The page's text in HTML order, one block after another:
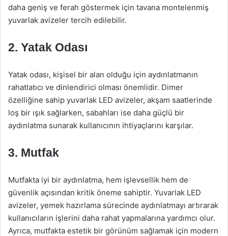
daha geniş ve ferah göstermek için tavana montelenmiş
yuvarlak avizeler tercih edilebilir.
2. Yatak Odası
Yatak odası, kişisel bir alan olduğu için aydınlatmanın
rahatlatıcı ve dinlendirici olması önemlidir. Dimer
özelliğine sahip yuvarlak LED avizeler, akşam saatlerinde
loş bir ışık sağlarken, sabahları ise daha güçlü bir
aydınlatma sunarak kullanıcının ihtiyaçlarını karşılar.
3. Mutfak
Mutfakta iyi bir aydınlatma, hem işlevsellik hem de
güvenlik açısından kritik öneme sahiptir. Yuvarlak LED
avizeler, yemek hazırlama sürecinde aydınlatmayı artırarak
kullanıcıların işlerini daha rahat yapmalarına yardımcı olur.
Ayrıca, mutfakta estetik bir görünüm sağlamak için modern